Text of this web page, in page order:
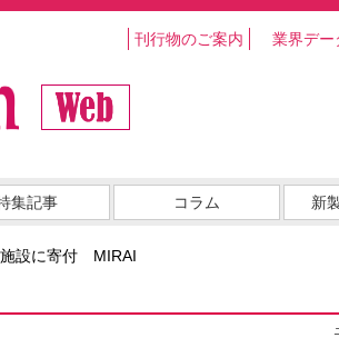
刊行物のご案内 業界デー
集記事 コラム 新
施設に寄付 MIRAI